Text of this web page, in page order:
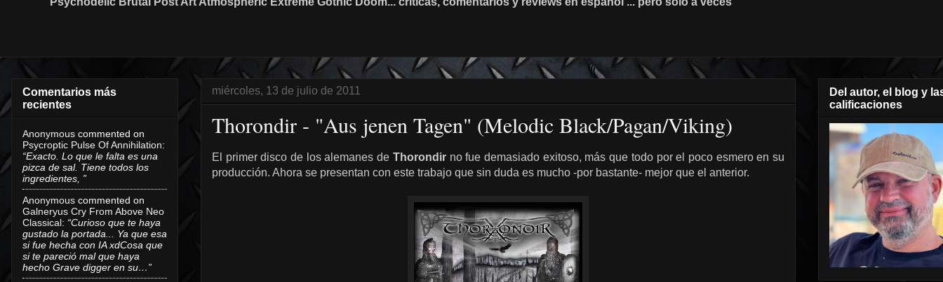
miércoles, 13 de julio de 2011
Thorondir - "Aus jenen Tagen" (Melodic Black/Pagan/Viking)
El primer disco de los alemanes de Thorondirno fue demasiado exitoso, más que todo por el poco esmero en su
producción. Ahora se presentan con este trabajo que sin duda es mucho -por bastante- mejor que el anterior.
Comentarios más
recientes
Anonymous commented on
Psycroptic Pulse Of Annihilation:
“Exacto. Lo que le falta es una
pizca de sal. Tiene todos los
ingredientes, ”
Anonymous commented on
Galneryus Cry From Above Neo
Classical: “Curioso que te haya
gustado la portada... Ya que esa
si fue hecha con IA xdCosa que
si te pareció mal que haya
hecho Grave digger en su…”
Del autor, el blog y
calificaciones